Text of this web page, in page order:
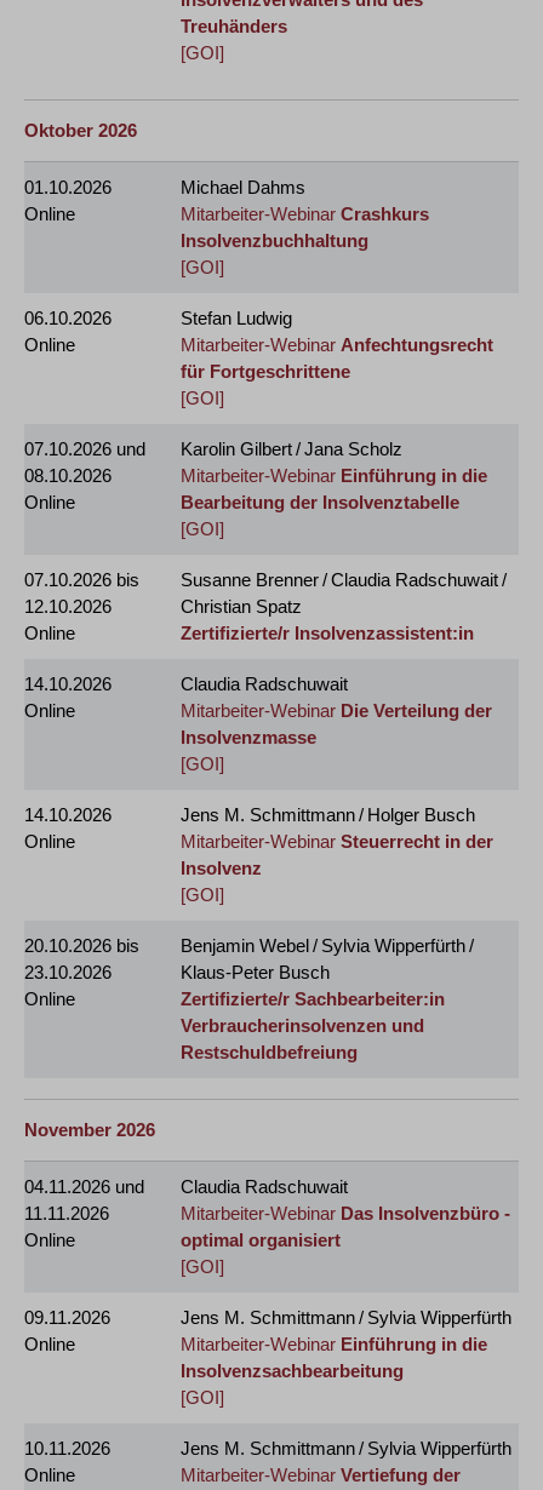
Treuhänders
[GOI]
Oktober 2026
01.10.2026
Online
Michael Dahms
Mitarbeiter-Webinar Crashkurs
Insolvenzbuchhaltung
[GOI]
06.10.2026
Online
Stefan Ludwig
Mitarbeiter-Webinar Anfechtungsrecht
für Fortgeschrittene
[GOI]
07.10.2026 und
08.10.2026
Online
Karolin Gilbert / Jana Scholz
Mitarbeiter-Webinar Einführung in die
Bearbeitung der Insolvenztabelle
[GOI]
07.10.2026 bis
12.10.2026
Online
Susanne Brenner / Claudia Radschuwait /
Christian Spatz
Zertifizierte/r Insolvenzassistent:in
14.10.2026
Online
Claudia Radschuwait
Mitarbeiter-Webinar Die Verteilung der
Insolvenzmasse
[GOI]
14.10.2026
Online
Jens M. Schmittmann / Holger Busch
Mitarbeiter-Webinar Steuerrecht in der
Insolvenz
[GOI]
20.10.2026 bis
23.10.2026
Online
Benjamin Webel / Sylvia Wipperfürth /
Klaus-Peter Busch
Zertifizierte/r Sachbearbeiter:in
Verbraucherinsolvenzen und
Restschuldbefreiung
November 2026
04.11.2026 und
11.11.2026
Online
Claudia Radschuwait
Mitarbeiter-Webinar Das Insolvenzbüro -
optimal organisiert
[GOI]
09.11.2026
Online
Jens M. Schmittmann / Sylvia Wipperfürth
Mitarbeiter-Webinar Einführung in die
Insolvenzsachbearbeitung
[GOI]
10.11.2026
Online
Jens M. Schmittmann / Sylvia Wipperfürth
Mitarbeiter-Webinar Vertiefung der